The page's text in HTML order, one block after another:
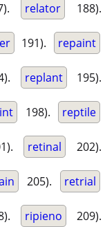
relator 188).
191). repaint
replant 195).
198). reptile
retinal 202).
205). retrial
ripieno 209).